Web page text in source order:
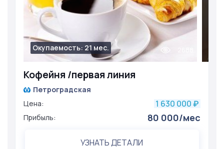
Кофейня /первая линия
Окупаемость: 21 мес.
Петроградская
Цена:
1 630 000 ₽
Прибыль: 80 000/мес
УЗНАТЬ ДЕТАЛИ